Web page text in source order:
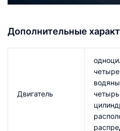
Дополнительные
Двигатель